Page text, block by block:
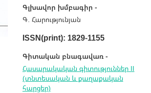
Գլխավոր խմբագիր -
Գ. Հարությունյան
ISSN(print): 1829-1155
Գիտական բնագավառ -
Հասարակական գիտություններ II
(տնտեսական և քաղաքական
հարցեր)